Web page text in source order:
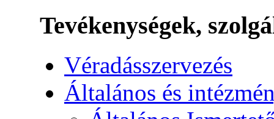
Tevékenységek,
Véradásszervezés
Általános és